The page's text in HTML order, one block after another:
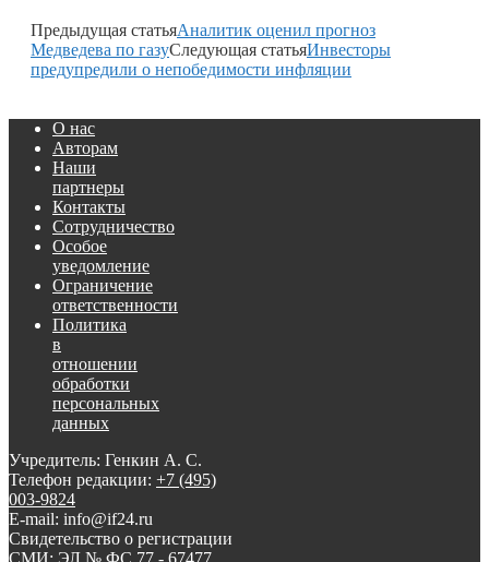
Предыдущая статьяАналитик оценил прогноз
Медведева по газуСледующая статьяИнвесторы
предупредили о непобедимости инфляции
О нас
Авторам
Наши
партнеры
Контакты
Сотрудничество
Особое
уведомление
Ограничение
ответственности
Политика
в
отношении
обработки
персональных
данных
Учредитель: Генкин А. С.
Телефон редакции: +7 (495)
003-9824
E-mail: info@if24.ru
Свидетельство о регистрации
СМИ: ЭЛ № ФС 77 - 67477